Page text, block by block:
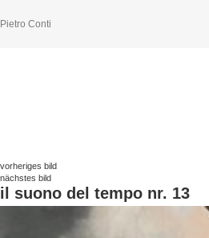
Pietro Conti
vorheriges bild
nächstes bild
il suono del tempo nr. 13